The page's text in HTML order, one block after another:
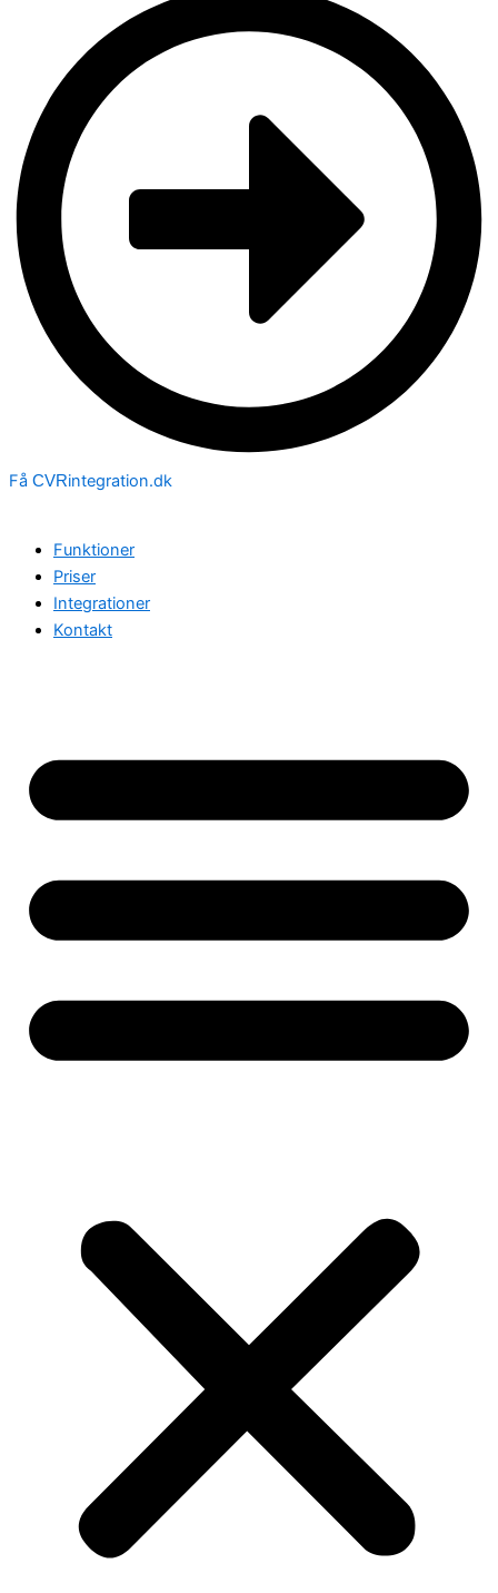
Få CVRintegration.dk
Funktioner
Priser
Integrationer
Kontakt